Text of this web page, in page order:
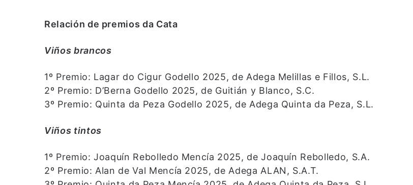
Relación de premios da Cata
Viños brancos
1º Premio: Lagar do Cigur Godello 2025, de Adega Melillas e Fillos, S.L.
2º Premio: D’Berna Godello 2025, de Guitián y Blanco, S.C.
3º Premio: Quinta da Peza Godello 2025, de Adega Quinta da Peza, S.L.
Viños tintos
1º Premio: Joaquín Rebolledo Mencía 2025, de Joaquín Rebolledo, S.A.
2º Premio: Alan de Val Mencía 2025, de Adega ALAN, S.A.T.